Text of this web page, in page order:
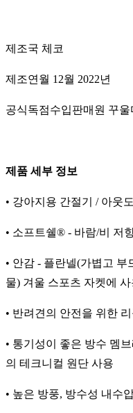
제조국 체코
제조연월 12월 2022년
공식독점수입판매원 꾸울
제품 세부 정보
• 강아지용 간절기 / 아웃
• 소프트쉘® - 바람/비 저
• 안감 - 플란넬(가볍고
물) 겨울 스포츠 자켓에
• 반려견의 안전을 위한
• 통기성이 좋은 방수 멤
의 테크니컬 원단 사용
• 높은 방풍, 방수성 내수